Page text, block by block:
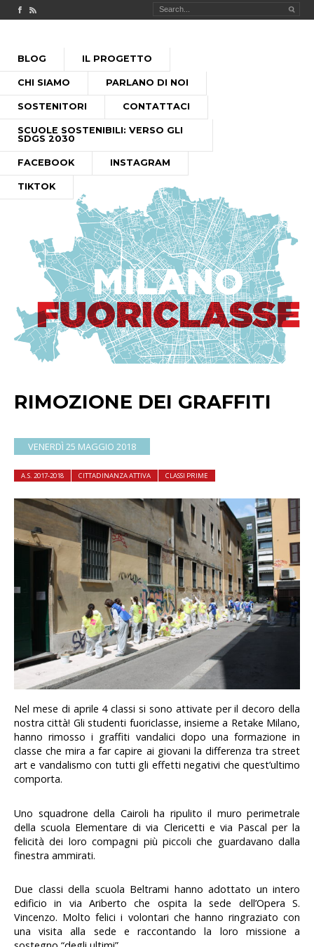
Check out our Facebook page
MILANO FUORICLASSE RSS feed
MENU PRINCIPALE
PASSA
CONTENUTO
BLOG IL PROGETTO
CHI SIAMO PARLANO DI NOI
SOSTENITORI CONTATTACI
SCUOLE SOSTENIBILI: VERSO GLI
SDGS 2030
FACEBOOK INSTAGRAM
TIKTOK
RIMOZIONE DEI GRAFFITI
VENERDÌ 25 MAGGIO 2018
A.S. 2017-2018 CITTADINANZA ATTIVA CLASSI PRIME
Nel mese di aprile 4 classi si sono attivate per il decoro della
nostra città! Gli studenti fuoriclasse, insieme a Retake Milano,
hanno rimosso i graffiti vandalici dopo una formazione in
classe che mira a far capire ai giovani la differenza tra street
art e vandalismo con tutti gli effetti negativi che quest’ultimo
comporta.
Uno squadrone della Cairoli ha ripulito il muro perimetrale
della scuola Elementare di via Clericetti e via Pascal per la
felicità dei loro compagni più piccoli che guardavano dalla
finestra ammirati.
Due classi della scuola Beltrami hanno adottato un intero
edificio in via Ariberto che ospita la sede dell’Opera S.
Vincenzo. Molto felici i volontari che hanno ringraziato con
una visita alla sede e raccontando la loro missione a